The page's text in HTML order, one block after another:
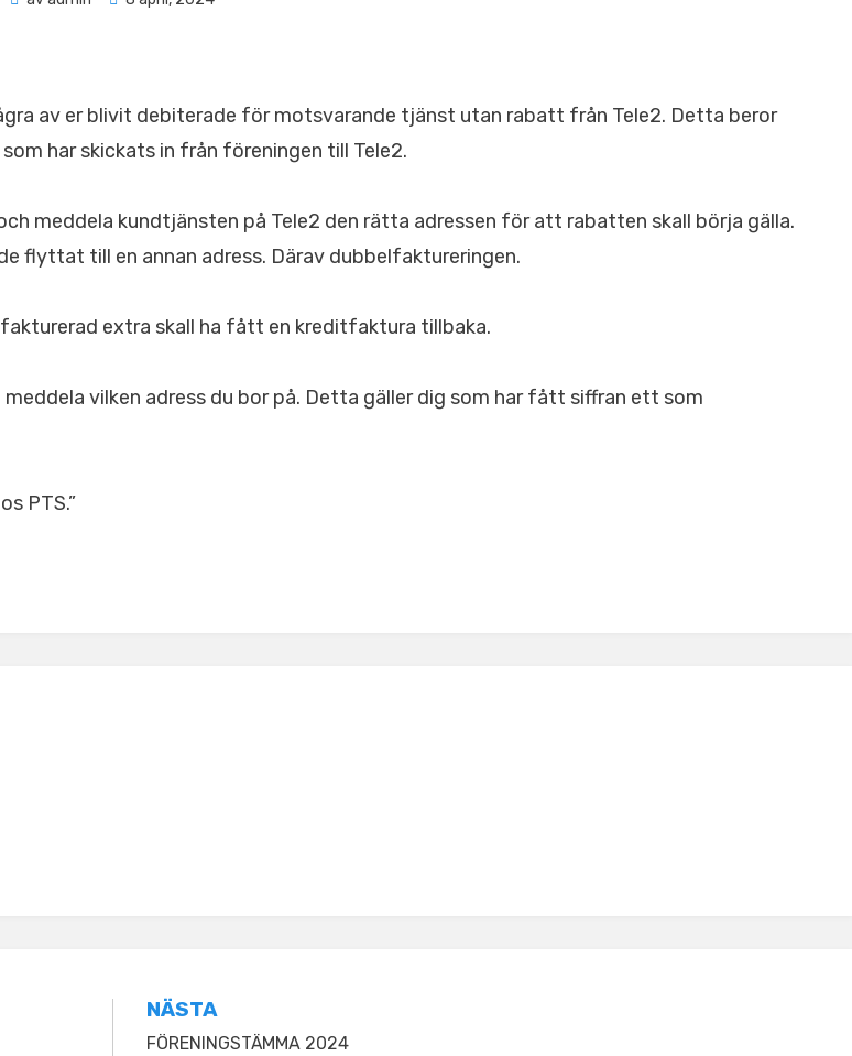
av er blivit debiterade för motsvarande tjänst utan rabatt från Tele2. Detta beror
har skickats in från föreningen till Tele2.
meddela kundtjänsten på Tele2 den rätta adressen för att rabatten skall börja gälla.
flyttat till en annan adress. Därav dubbelfaktureringen.
extra skall ha fått en kreditfaktura tillbaka.
vilken adress du bor på. Detta gäller dig som har fått siffran ett som
PTS.”
NÄSTA
FÖRENINGSTÄMMA 2024